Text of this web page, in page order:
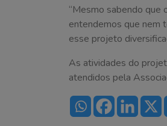
“Mesmo sabendo que
entendemos que nem
esse projeto
As atividades do
atendidos pela